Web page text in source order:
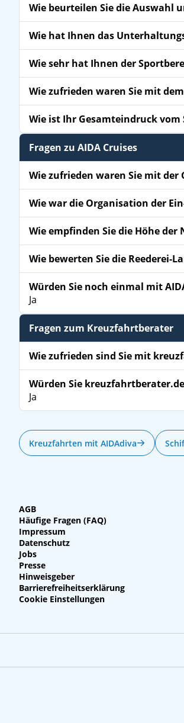
Wie beurteilen Sie die Auswahl
Wie hat Ihnen das
Wie sehr hat Ihnen der
Wie zufrieden waren Sie mit
Wie ist Ihr Gesamteindruck vom
Fragen zu AIDA Cruises
Wie zufrieden waren Sie mit
Wie war die Organisation der
Wie empfinden Sie die Höhe der
Wie bewerten Sie die Reederei-
Würden Sie noch einmal mit
Ja
Fragen zum Kreuzfahrtberater
Wie zufrieden sind Sie mit
Würden Sie
Ja
Kreuzfahrten mit AIDAdiva
AGB
Häufige Fragen (FAQ)
Impressum
Datenschutz
Jobs
Presse
Hinweisgeber
Barrierefreiheitserklärung
Cookie Einstellungen